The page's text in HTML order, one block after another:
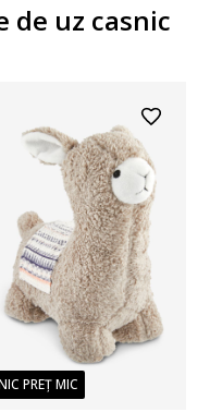
de uz casnic
PREȚ MIC